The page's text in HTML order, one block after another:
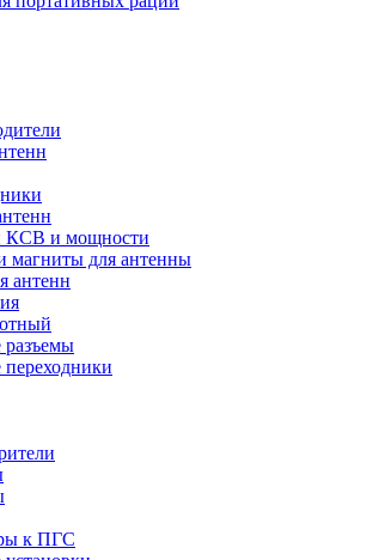
КСВ и мощности
магниты для антенны
антенн
разъемы
к ПГС